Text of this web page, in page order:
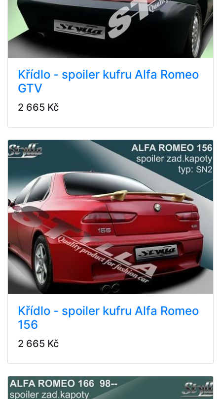
Křídlo - spoiler kufru Alfa Romeo
GTV
2 665 Kč
Křídlo - spoiler kufru Alfa Romeo
156
2 665 Kč